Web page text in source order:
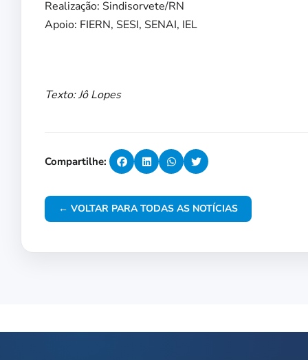
Realização: Sindisorvete/RN
Apoio: FIERN, SESI, SENAI, IEL
Texto: Jô Lopes
Compartilhe:
← VOLTAR PARA TODAS AS NOTÍCIAS